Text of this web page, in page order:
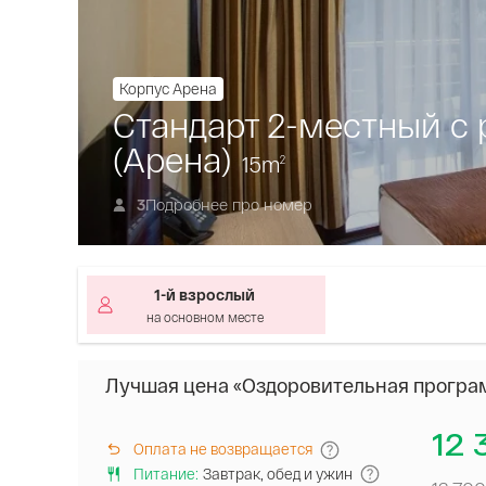
Корпус Арена
Стандарт 2-местный
(Арена) 15m2
3Подробнее про номер
1-й взрослый
на основном месте
Лучшая цена «Оздоровительная
Оплата не возвращается
Питание: Завтрак, обед и ужин
12